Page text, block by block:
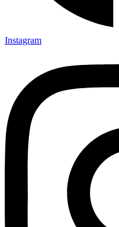
Instagram